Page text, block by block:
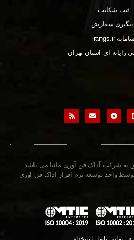
ثبت شکایت
پیگیری سفارش
سامانه irangs.ir
رایانه ای استان تهران
به شرکت آداک فن آوری مانیا می باشد.
واحد توسعه نرم افزار آداک فن آوری